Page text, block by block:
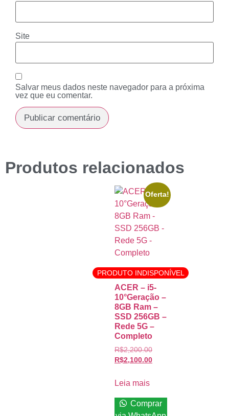
Site
Salvar meus dados neste navegador para a próxima
vez que eu comentar.
Produtos relacionados
Oferta!
PRODUTO INDISPONÍVEL
ACER – i5-
10°Geração –
8GB Ram –
SSD 256GB –
Rede 5G –
Completo
R$2,200.00
R$2,100.00
Leia mais
Comprar